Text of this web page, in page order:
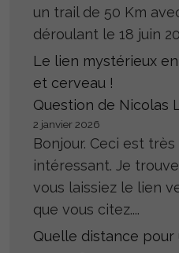
un trail de 50 Km
déroulant le 18 juin
Le lien mystérieux
et cerveau !
Question de Nicolas
2 janvier 2026
Bonjour. Ceci est
intéressant. Je
vous laissiez le lien
que vous citez....
Quelle distance pour